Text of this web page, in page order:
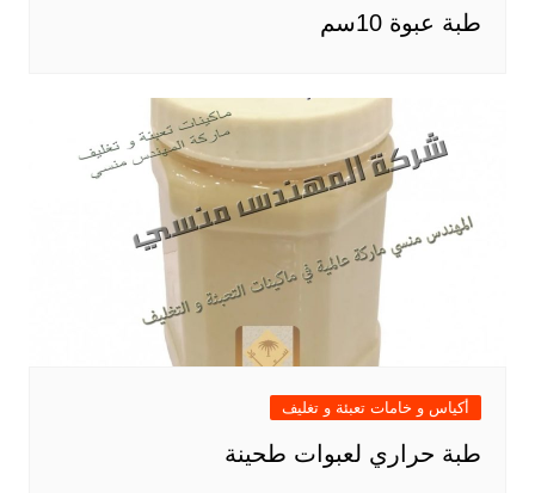
طبة عبوة 10سم
أكياس و خامات تعبئة و تغليف
طبة حراري لعبوات طحينة